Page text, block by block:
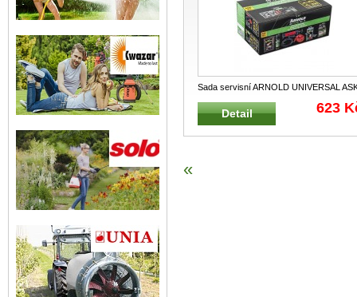
Sada servisní ARNOLD UNIVERSAL
01 Zvýhodněná sada pro údržbu a se
...
Detail 623
«